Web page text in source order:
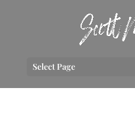
Select Page